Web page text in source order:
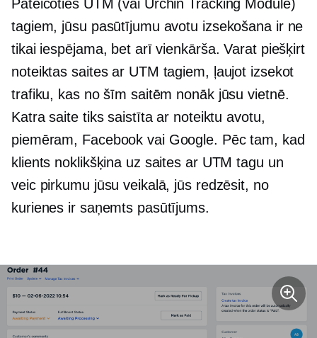
Pateicoties UTM (vai Urchin Tracking Module)
tagiem, jūsu pasūtījumu avotu izsekošana ir ne
tikai iespējama, bet arī vienkārša. Varat piešķirt
noteiktas saites ar UTM tagiem, ļaujot izsekot
trafiku, kas no šīm saitēm nonāk jūsu vietnē.
Katra saite tiks saistīta ar noteiktu avotu,
piemēram, Facebook vai Google. Pēc tam, kad
klients noklikšķina uz saites ar UTM tagu un
veic pirkumu jūsu veikalā, jūs redzēsit, no
kurienes ir saņemts pasūtījums.